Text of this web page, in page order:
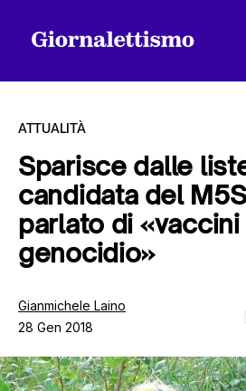
Tutti gli articoli
Chi siamo
ATTUALITÀ
Sparisce dalle
candidata del
parlato di
genocidio»
Gianmichele Laino
28 Gen 2018